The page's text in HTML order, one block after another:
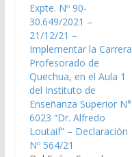
arbitre los medios a fin
de que se incorpore en
el Presupuesto General
de la Provincia
Ejercicio 2026, los
gastos…
Expte. Nº 90-
30.649/2021 –
21/12/21 –
Implementar la Carrera
Profesorado de
Quechua, en el Aula 1
del Instituto de
Enseñanza Superior N°
6023 “Dr. Alfredo
Loutaif” – Declaración
Nº 564/21